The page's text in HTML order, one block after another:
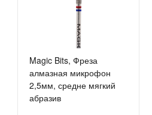
Magic Bits, Фреза
алмазная микрофон
2,5мм, средне мягкий
абразив